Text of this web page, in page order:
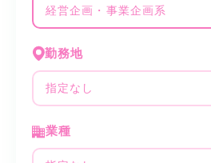
経営企画・事業企画系
勤務地
指定なし
業種